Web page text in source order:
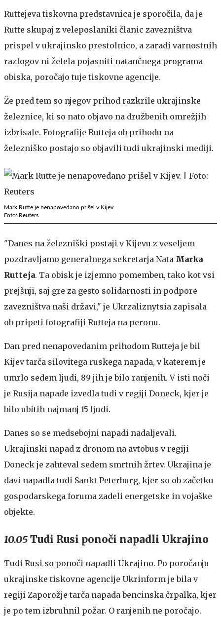
Ruttejeva tiskovna predstavnica je sporočila, da je
Rutte skupaj z veleposlaniki članic zavezništva
prispel v ukrajinsko prestolnico, a zaradi varnostnih
razlogov ni želela pojasniti natančnega programa
obiska, poročajo tuje tiskovne agencije.
Že pred tem so njegov prihod razkrile ukrajinske
železnice, ki so nato objavo na družbenih omrežjih
izbrisale. Fotografije Rutteja ob prihodu na
železniško postajo so objavili tudi ukrajinski mediji.
Mark Rutte je nenapovedano prišel v Kijev.
Foto: Reuters
"Danes na železniški postaji v Kijevu z veseljem
pozdravljamo generalnega sekretarja Nata Marka
Rutteja. Ta obisk je izjemno pomemben, tako kot vsi
prejšnji, saj gre za gesto solidarnosti in podpore
zavezništva naši državi," je Ukrzaliznytsia zapisala
ob pripeti fotografiji Rutteja na peronu.
Dan pred nenapovedanim prihodom Rutteja je bil
Kijev tarča silovitega ruskega napada, v katerem je
umrlo sedem ljudi, 89 jih je bilo ranjenih. V isti noči
je Rusija napade izvedla tudi v regiji Doneck, kjer je
bilo ubitih najmanj 15 ljudi.
Danes so se medsebojni napadi nadaljevali.
Ukrajinski napad z dronom na avtobus v regiji
Doneck je zahteval sedem smrtnih žrtev. Ukrajina je
davi napadla tudi Sankt Peterburg, kjer so ob začetku
gospodarskega foruma zadeli energetske in vojaške
objekte.
10.05 Tudi Rusi ponoči napadli Ukrajino
Tudi Rusi so ponoči napadli Ukrajino. Po poročanju
ukrajinske tiskovne agencije Ukrinform je bila v
regiji Zaporožje tarča napada bencinska črpalka, kjer
je po tem izbruhnil požar. O ranjenih ne poročajo.